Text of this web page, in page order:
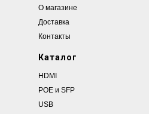
О магазине
Доставка
Контакты
Каталог
HDMI
POE и SFP
USB